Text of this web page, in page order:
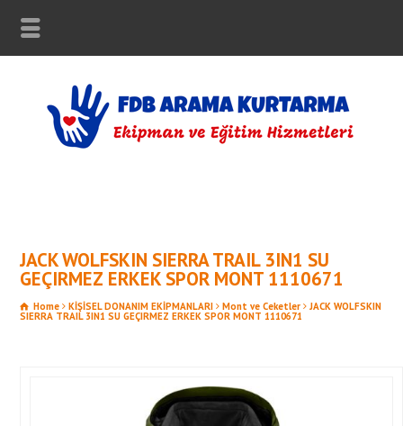
JACK WOLFSKIN SIERRA TRAIL 3IN1 SU
GEÇIRMEZ ERKEK SPOR MONT 1110671
Home KİŞİSEL DONANIM EKİPMANLARI Mont ve Ceketler JACK WOLFSKIN
SIERRA TRAIL 3IN1 SU GEÇIRMEZ ERKEK SPOR MONT 1110671